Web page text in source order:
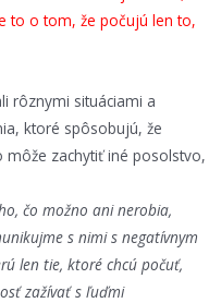
to o tom, že počujú len to,
rôznymi situáciami a
ktoré spôsobujú, že
zachytiť iné posolstvo,
čo možno ani nerobia,
s nimi s negatívnym
len tie, ktoré chcú počuť,
zažívať s ľuďmi